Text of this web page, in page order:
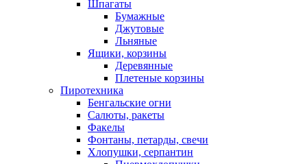
Шпагаты
Бумажные
Джутовые
Льняные
Ящики, корзины
Деревянные
Плетеные корзины
Пиротехника
Бенгальские огни
Салюты, ракеты
Факелы
Фонтаны, петарды, свечи
Хлопушки, серпантин